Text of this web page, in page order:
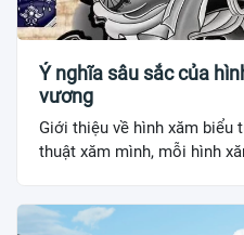
Ý nghĩa sâu sắc của
vương
Giới thiệu về hình xăm biểu
thuật xăm mình, mỗi hình